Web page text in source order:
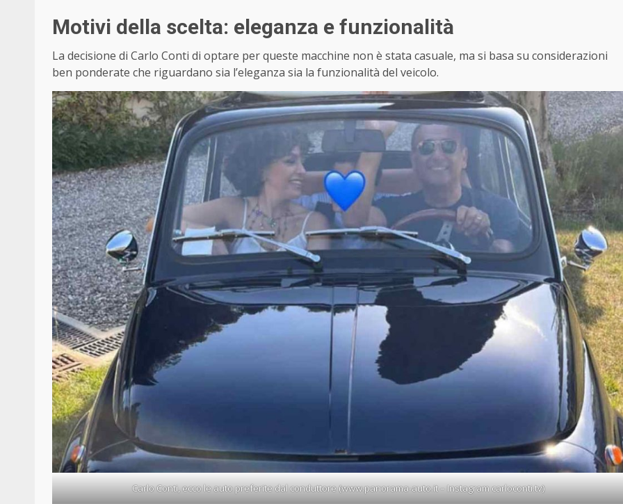
Motivi della scelta: eleganza e funzionalità
La decisione di Carlo Conti di optare per queste macchine non è stata casuale, ma si basa su considerazioni
ben ponderate che riguardano sia l’eleganza sia la funzionalità del veicolo.
Carlo Conti, ecco le auto preferite dal conduttore (www.panorama-auto.it – Instagram carloconti.tv)